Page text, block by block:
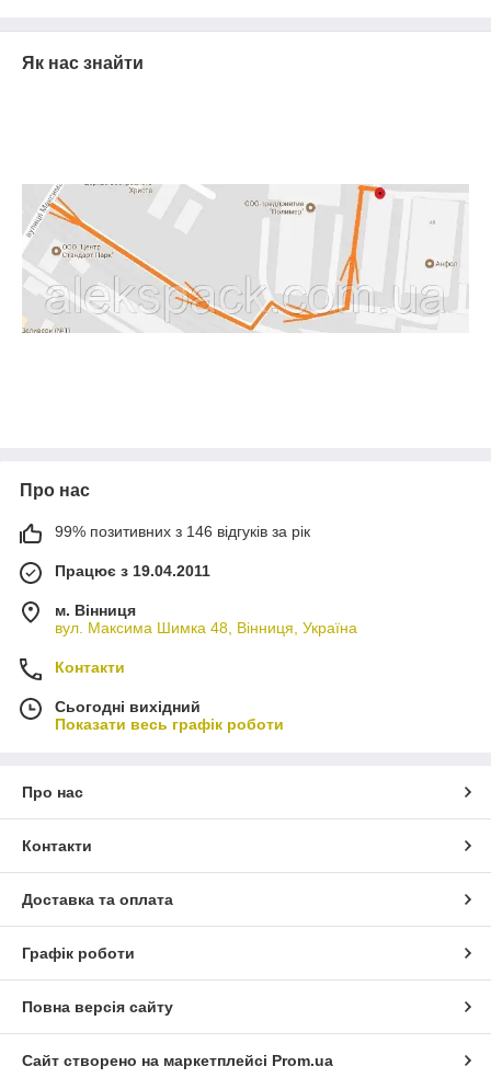
Як нас знайти
Про нас
99% позитивних з 146 відгуків за рік
Працює з 19.04.2011
м. Вінниця
вул. Максима Шимка 48, Вінниця, Україна
Контакти
Сьогодні вихідний
Показати весь графік роботи
Про нас
Контакти
Доставка та оплата
Графік роботи
Повна версія сайту
Сайт створено на маркетплейсі Prom.ua